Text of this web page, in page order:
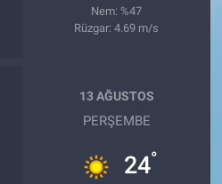
Nem: %47
Rüzgar: 4.69 m/s
13 AĞUSTOS
PERŞEMBE
24°